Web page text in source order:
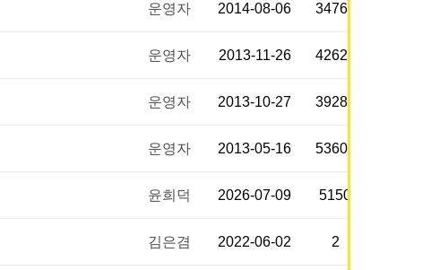
운영자 2014-08-06 34769
운영자 2013-11-26 42625
운영자 2013-10-27 39289
운영자 2013-05-16 53606
윤희덕 2026-07-09 5150
김은겸 2022-06-02 2